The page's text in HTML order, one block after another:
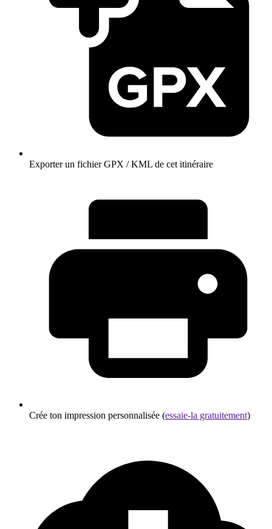
Exporter un fichier GPX / KML de cet itinéraire
Crée ton impression personnalisée (essaie-la gratuitement)